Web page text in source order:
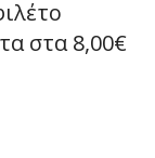
στα 8,00€